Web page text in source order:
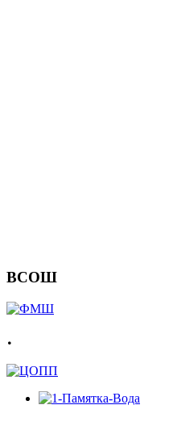
ВСОШ
.